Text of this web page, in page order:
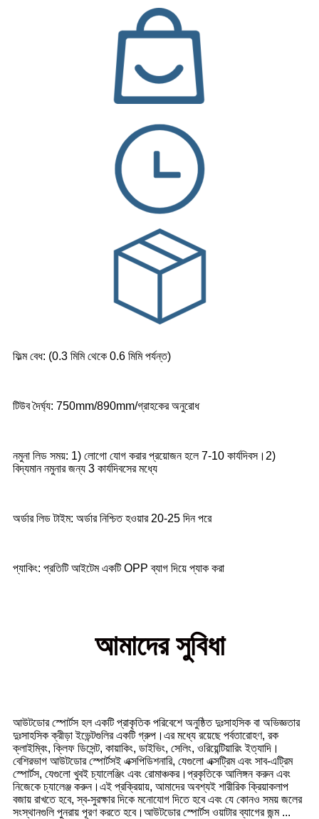
ফিল্ম বেধ: (0.3 মিমি থেকে 0.6 মিমি পর্যন্ত)
টিউব দৈর্ঘ্য: 750mm/890mm/গ্রাহকের অনুরোধ
নমুনা লিড সময়: 1) লোগো যোগ করার প্রয়োজন হলে 7-10 কার্যদিবস।2)
বিদ্যমান নমুনার জন্য 3 কার্যদিবসের মধ্যে
অর্ডার লিড টাইম: অর্ডার নিশ্চিত হওয়ার 20-25 দিন পরে
প্যাকিং: প্রতিটি আইটেম একটি OPP ব্যাগ দিয়ে প্যাক করা
আমাদের সুবিধা
আউটডোর স্পোর্টস হল একটি প্রাকৃতিক পরিবেশে অনুষ্ঠিত দুঃসাহসিক বা অভিজ্ঞতার
দুঃসাহসিক ক্রীড়া ইভেন্টগুলির একটি গ্রুপ।এর মধ্যে রয়েছে পর্বতারোহণ, রক
ক্লাইম্বিং, ক্লিফ ডিসেন্ট, কায়াকিং, ডাইভিং, সেলিং, ওরিয়েন্টিয়ারিং ইত্যাদি।
বেশিরভাগ আউটডোর স্পোর্টসই এক্সপিডিশনারি, যেগুলো এক্সট্রিম এবং সাব-এট্রিম
স্পোর্টস, যেগুলো খুবই চ্যালেঞ্জিং এবং রোমাঞ্চকর।প্রকৃতিকে আলিঙ্গন করুন এবং
নিজেকে চ্যালেঞ্জ করুন।এই প্রক্রিয়ায়, আমাদের অবশ্যই শারীরিক ক্রিয়াকলাপ
বজায় রাখতে হবে, স্ব-সুরক্ষার দিকে মনোযোগ দিতে হবে এবং যে কোনও সময় জলের
সংস্থানগুলি পুনরায় পূরণ করতে হবে।আউটডোর স্পোর্টস ওয়াটার ব্যাগের জন্ম ...